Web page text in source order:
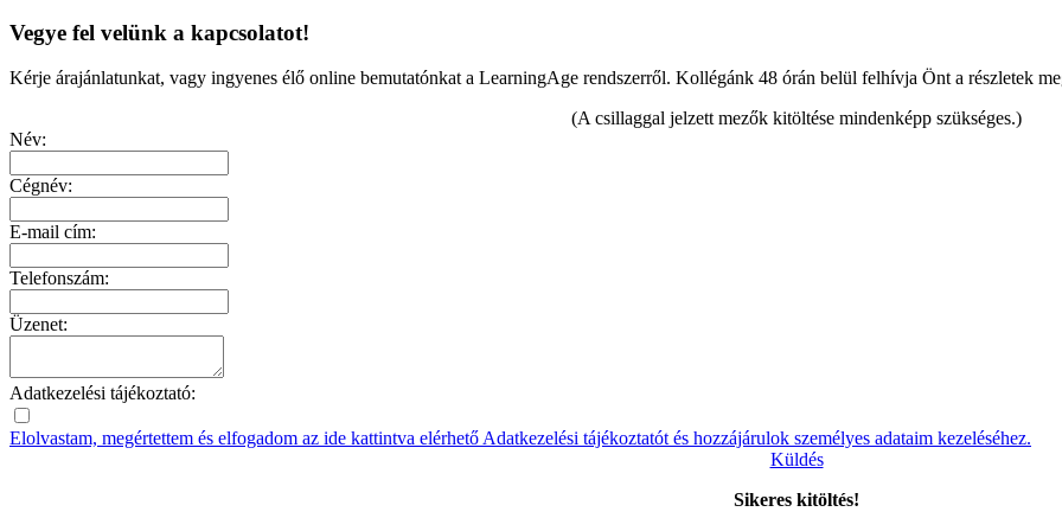
Vegye fel velünk a kapcsolatot!
Kérje árajánlatunkat, vagy ingyenes élő online bemutatónkat a LearningAge rendszerről. Kollégánk 48 órán belül felhívja Önt a részletek
(A csillaggal jelzett mezők kitöltése mindenképp szükséges.)
Név:
Cégnév:
E-mail cím:
Telefonszám:
Üzenet:
Adatkezelési tájékoztató:
Elolvastam, megértettem és elfogadom az ide kattintva elérhető Adatkezelési tájékoztatót és hozzájárulok személyes adataim kezeléséhez.
Küldés
Sikeres kitöltés!